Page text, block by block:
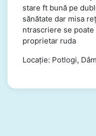
stare ft bună pe
sănătate dar misa
ntrascriere se
proprietar ruda
Locație: Potlogi,